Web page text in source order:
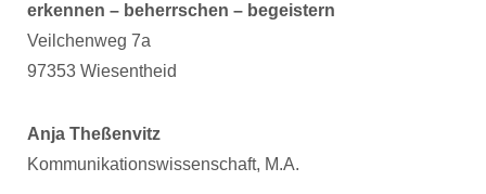
erkennen – beherrschen – begeistern
Veilchenweg 7a
97353 Wiesentheid
Anja Theßenvitz
Kommunikationswissenschaft, M.A.